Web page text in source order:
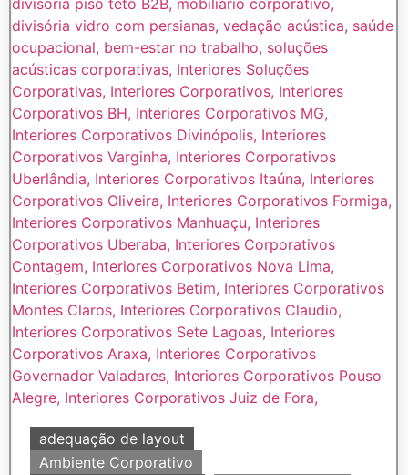
adequação de layout
Ambiente Corporativo